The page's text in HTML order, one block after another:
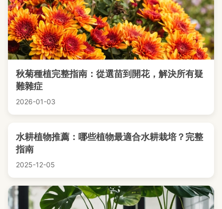
秋菊種植完整指南：從選苗到開花，解決所有疑
難雜症
2026-01-03
水耕植物推薦：哪些植物最適合水耕栽培？完整
指南
2025-12-05